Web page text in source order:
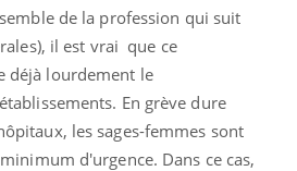
de la profession qui suit
il est vrai que ce
déjà lourdement le
En grève dure
les sages-femmes sont
d'urgence. Dans ce cas,